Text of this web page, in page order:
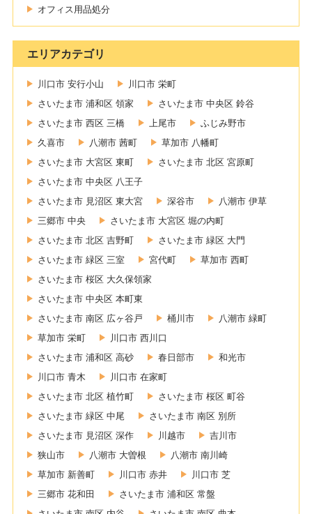
オフィス用品処分
エリアカテゴリ
川口市 安行小山
川口市 栄町
さいたま市 浦和区 領家
さいたま市 中央区 鈴谷
さいたま市 西区 三橋
上尾市
ふじみ野市
久喜市
八潮市 茜町
草加市 八幡町
さいたま市 大宮区 東町
さいたま市 北区 宮原町
さいたま市 中央区 八王子
さいたま市 見沼区 東大宮
深谷市
八潮市 伊草
三郷市 中央
さいたま市 大宮区 堀の内町
さいたま市 北区 吉野町
さいたま市 緑区 大門
さいたま市 緑区 三室
宮代町
草加市 西町
さいたま市 桜区 大久保領家
さいたま市 中央区 本町東
さいたま市 南区 広ヶ谷戸
桶川市
八潮市 緑町
草加市 栄町
川口市 西川口
さいたま市 浦和区 高砂
春日部市
和光市
川口市 青木
川口市 在家町
さいたま市 北区 植竹町
さいたま市 桜区 町谷
さいたま市 緑区 中尾
さいたま市 南区 別所
さいたま市 見沼区 深作
川越市
吉川市
狭山市
八潮市 大曽根
八潮市 南川崎
草加市 新善町
川口市 赤井
川口市 芝
三郷市 花和田
さいたま市 浦和区 常盤